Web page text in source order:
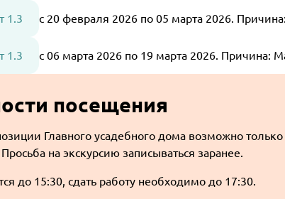
1.3 с 20 февраля 2026 по 05 марта 2026.
1.3 с 06 марта 2026 по 19 марта 2026. Причина:
посещения
Главного усадебного дома возможно только
на экскурсию записываться заранее.
до 15:30, сдать работу необходимо до 17:30.